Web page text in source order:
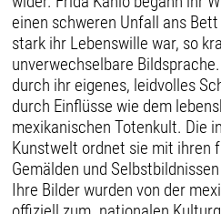
einen schweren Unfall ans
stark ihr Lebenswille war, so
unverwechselbare
durch ihr eigenes, leidvolles
durch Einflüsse wie dem
mexikanischen Totenkult. Die
Kunstwelt ordnet sie mit ihren
Gemälden und
Ihre Bilder wurden von der